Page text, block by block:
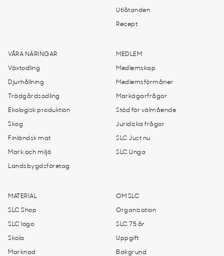
Utlåtanden
Recept
VÅRA NÄRINGAR
Växtodling
Djurhållning
Trädgårdsodling
Ekologisk produktion
Skog
Finländsk mat
Mark och miljö
Landsbygdsföretag
MEDLEM
Medlemskap
Medlemsförmåner
Markägarfrågor
Stöd för välmående
Juridiska frågor
SLC Just nu
SLC Unga
MATERIAL
SLC Shop
SLC logo
Skola
Marknad
OM SLC
Organisation
SLC 75 år
Uppgift
Bakgrund